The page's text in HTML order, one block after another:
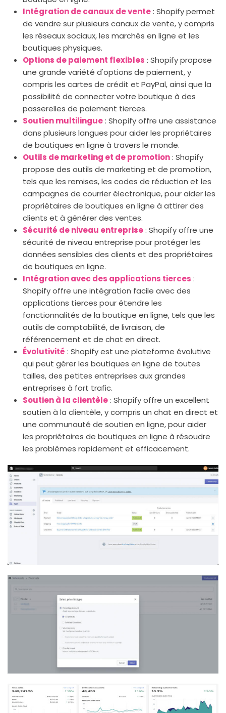
Intégration de canaux de vente: Shopify permet
de vendre sur plusieurs canaux de vente, y compris
les réseaux sociaux, les marchés en ligne et les
boutiques physiques.
Options de paiement flexibles : Shopify propose
une grande variété d'options de paiement, y
compris les cartes de crédit et PayPal, ainsi que la
possibilité de connecter votre boutique à des
passerelles de paiement tierces.
Soutien multilingue: Shopify offre une assistance
dans plusieurs langues pour aider les propriétaires
de boutiques en ligne à travers le monde.
Outils de marketing et de promotion: Shopify
propose des outils de marketing et de promotion,
tels que les remises, les codes de réduction et les
campagnes de courrier électronique, pour aider les
propriétaires de boutiques en ligne à attirer des
clients et à générer des ventes.
Sécurité de niveau entreprise: Shopify offre une
sécurité de niveau entreprise pour protéger les
données sensibles des clients et des propriétaires
de boutiques en ligne.
Intégration avec des applications tierces :
Shopify offre une intégration facile avec des
applications tierces pour étendre les
fonctionnalités de la boutique en ligne, tels que les
outils de comptabilité, de livraison, de
référencement et de chat en direct.
Évolutivité : Shopify est une plateforme évolutive
qui peut gérer les boutiques en ligne de toutes
tailles, des petites entreprises aux grandes
entreprises à fort trafic.
Soutien à la clientèle: Shopify offre un excellent
soutien à la clientèle, y compris un chat en direct et
une communauté de soutien en ligne, pour aider
les propriétaires de boutiques en ligne à résoudre
les problèmes rapidement et efficacement.